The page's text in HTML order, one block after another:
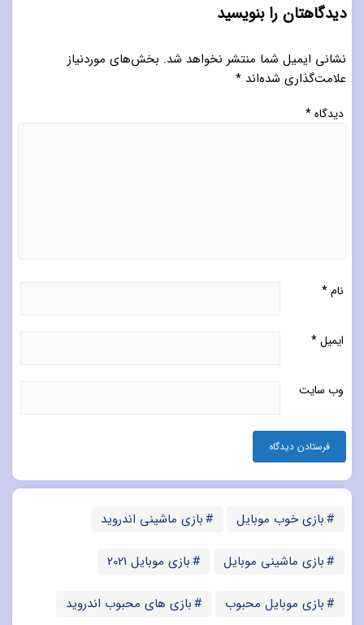
دیدگاهتان را بنویسید
نشانی ایمیل شما منتشر نخواهد شد. بخش‌های موردنیاز
علامت‌گذاری شده‌اند *
دیدگاه*
نام*
ایمیل*
وب‌ سایت
بازی خوب موبایل بازی ماشینی اندروید
بازی ماشینی موبایل بازی موبایل 2021
بازی موبایل محبوب بازی های محبوب اندروید